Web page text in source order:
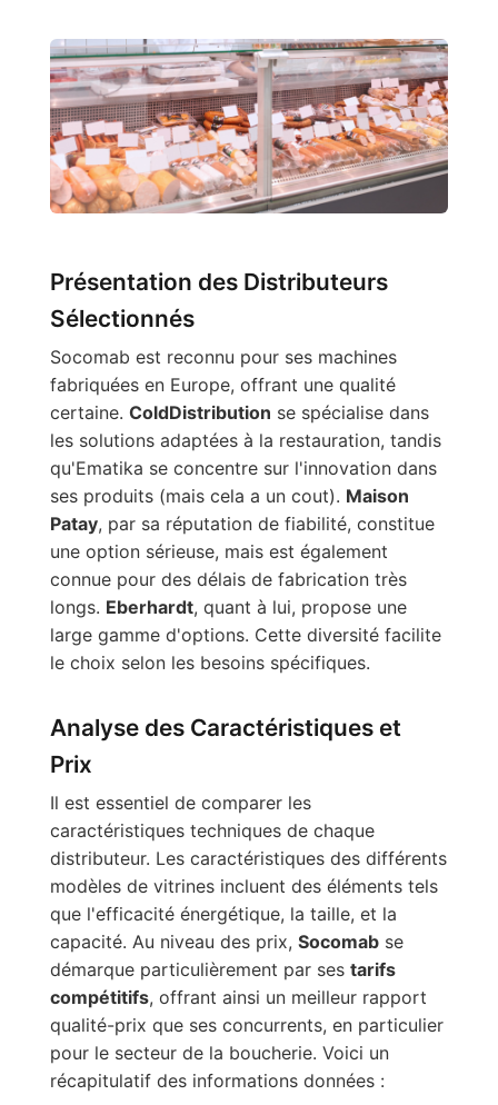
Présentation des Distributeurs
Sélectionnés
Socomab est reconnu pour ses machines
fabriquées en Europe, offrant une qualité
certaine. ColdDistribution se spécialise dans
les solutions adaptées à la restauration, tandis
qu'Ematika se concentre sur l'innovation dans
ses produits (mais cela a un cout). Maison
Patay, par sa réputation de fiabilité, constitue
une option sérieuse, mais est également
connue pour des délais de fabrication très
longs. Eberhardt, quant à lui, propose une
large gamme d'options. Cette diversité facilite
le choix selon les besoins spécifiques.
Analyse des Caractéristiques et
Prix
Il est essentiel de comparer les
caractéristiques techniques de chaque
distributeur. Les caractéristiques des différents
modèles de vitrines incluent des éléments tels
que l'efficacité énergétique, la taille, et la
capacité. Au niveau des prix, Socomabse
démarque particulièrement par ses tarifs
compétitifs, offrant ainsi un meilleur rapport
qualité-prix que ses concurrents, en particulier
pour le secteur de la boucherie. Voici un
récapitulatif des informations données :